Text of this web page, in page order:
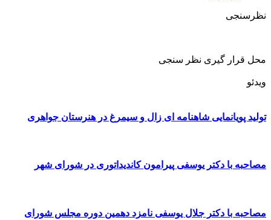
نظرسنجی
محل قرار گیری نظر سنجی
ویدئو
تولید پویانمایی شاهنامه ای زال و سیمرغ در هنرستان جواهری
مصاحبه با دکتر یوسفی پیرامون کاندیداتوری در شورای شهر
مصاحبه با دکتر جلال یوسفی نامزد دهمین دوره مجلس شورای